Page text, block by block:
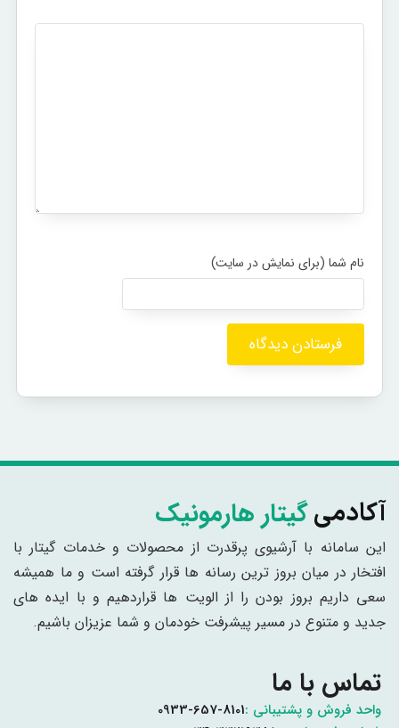
آکادمیگیتار هارمونیک
این سامانه با آرشیوی پرقدرت از محصولات و خدمات گیتار با
افتخار در میان بروز ترین رسانه ها قرار گرفته است و ما همیشه
سعی داریم بروز بودن را از الویت ها قراردهیم و با ایده های
جدید و متنوع در مسیر پیشرفت خودمان و شما عزیزان باشیم.
تماس با ما
واحد فروش و پشتیبانی :0933-657-8101